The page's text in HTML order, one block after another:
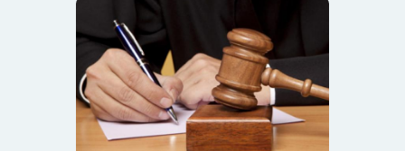
OURO
ST SUMMIT
MULHERES
GESTORAS
HOMEST
HOME